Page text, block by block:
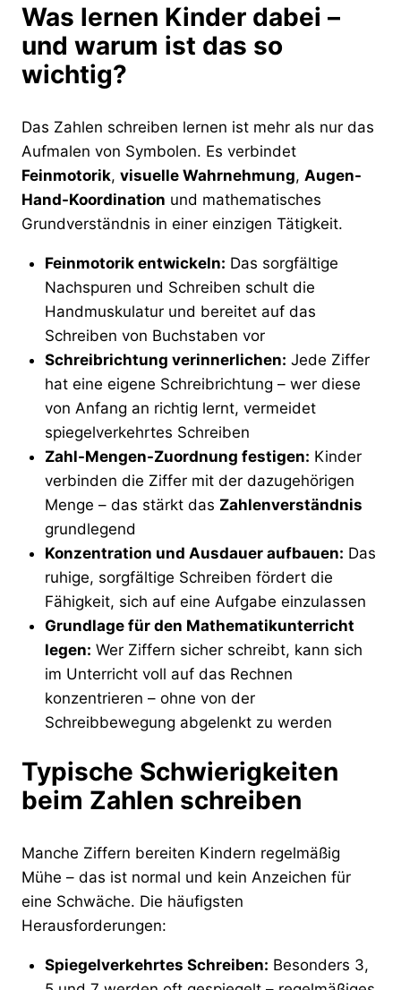
Was lernen Kinder dabei –
und warum ist das so
wichtig?
Das Zahlen schreiben lernen ist mehr als nur das
Aufmalen von Symbolen. Es verbindet
Feinmotorik, visuelle Wahrnehmung, Augen-
Hand-Koordination und mathematisches
Grundverständnis in einer einzigen Tätigkeit.
Feinmotorik entwickeln: Das sorgfältige
Nachspuren und Schreiben schult die
Handmuskulatur und bereitet auf das
Schreiben von Buchstaben vor
Schreibrichtung verinnerlichen: Jede Ziffer
hat eine eigene Schreibrichtung – wer diese
von Anfang an richtig lernt, vermeidet
spiegelverkehrtes Schreiben
Zahl-Mengen-Zuordnung festigen: Kinder
verbinden die Ziffer mit der dazugehörigen
Menge – das stärkt das Zahlenverständnis
grundlegend
Konzentration und Ausdauer aufbauen: Das
ruhige, sorgfältige Schreiben fördert die
Fähigkeit, sich auf eine Aufgabe einzulassen
Grundlage für den Mathematikunterricht
legen: Wer Ziffern sicher schreibt, kann sich
im Unterricht voll auf das Rechnen
konzentrieren – ohne von der
Schreibbewegung abgelenkt zu werden
Typische Schwierigkeiten
beim Zahlen schreiben
Manche Ziffern bereiten Kindern regelmäßig
Mühe – das ist normal und kein Anzeichen für
eine Schwäche. Die häufigsten
Herausforderungen:
Spiegelverkehrtes Schreiben: Besonders 3,